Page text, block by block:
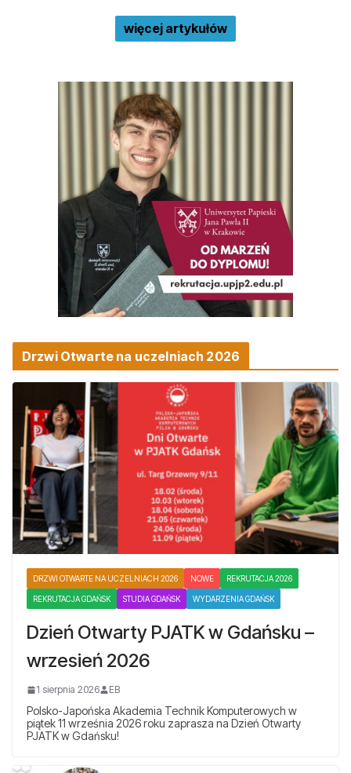
więcej artykułów
Drzwi Otwarte na uczelniach 2026
DRZWI OTWARTE NA UCZELNIACH 2026 NOWE REKRUTACJA 2026
REKRUTACJA GDAŃSK STUDIA GDAŃSK WYDARZENIA GDAŃSK
Dzień Otwarty PJATK w Gdańsku –
wrzesień 2026
1 sierpnia 2026 EB
Polsko-Japońska Akademia Technik Komputerowych w
piątek 11 września 2026 roku zaprasza na Dzień Otwarty
PJATK w Gdańsku!